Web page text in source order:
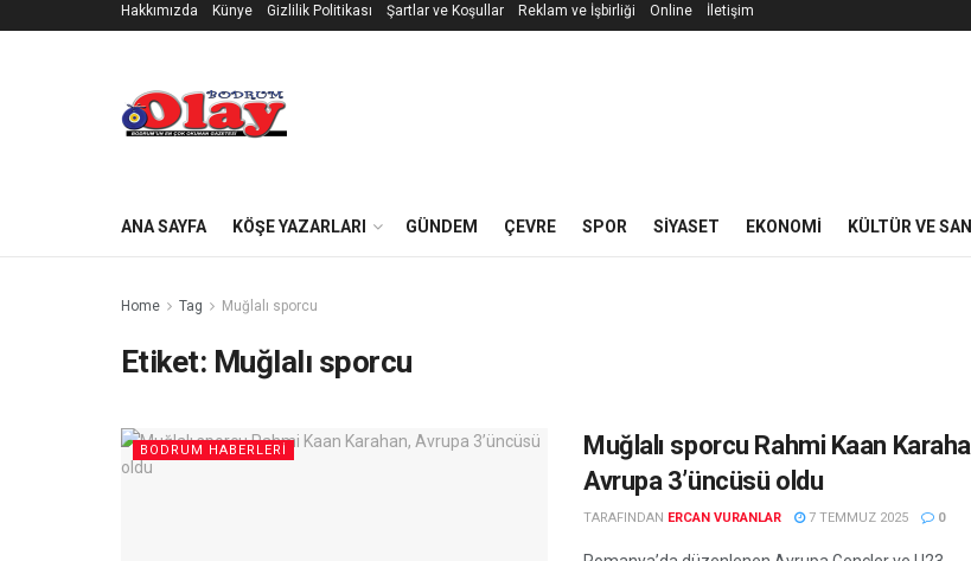
Hakkımızda Künye Gizlilik Politikası Şartlar ve Koşullar Reklam ve İşbirliği Online İletişim
ANA SAYFA KÖŞE YAZARLARI GÜNDEM ÇEVRE SPOR SIYASET EKONOMI KÜLTÜR VE
Home Tag Muğlalı sporcu
Etiket: Muğlalı sporcu
BODRUM HABERLERI
Muğlalı sporcu Rahmi Kaan
Avrupa 3’üncüsü oldu
TARAFINDAN ERCAN VURANLAR 7 TEMMUZ 2025 0